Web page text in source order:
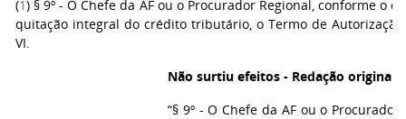
(1) § 9º - O Chefe da AF ou o Procurador Regional, conforme o
quitação integral do crédito tributário, o Termo de
VI.
Não surtiu efeitos - Redação original
“§ 9º - O Chefe da AF ou o